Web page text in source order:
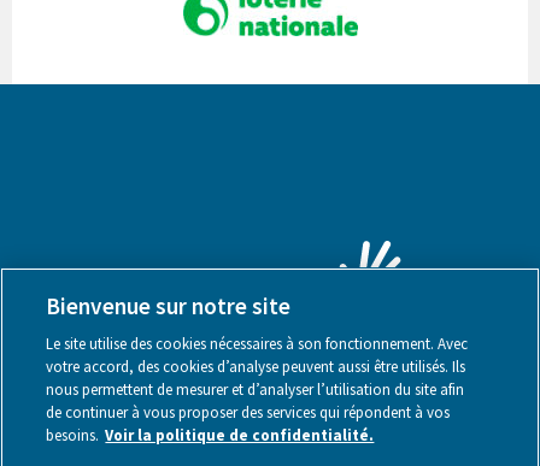
Bienvenue sur notre site
Le site utilise des cookies nécessaires à son fonctionnement. Avec
votre accord, des cookies d’analyse peuvent aussi être utilisés. Ils
nous permettent de mesurer et d’analyser l’utilisation du site afin
de continuer à vous proposer des services qui répondent à vos
besoins. Voir la politique de confidentialité.